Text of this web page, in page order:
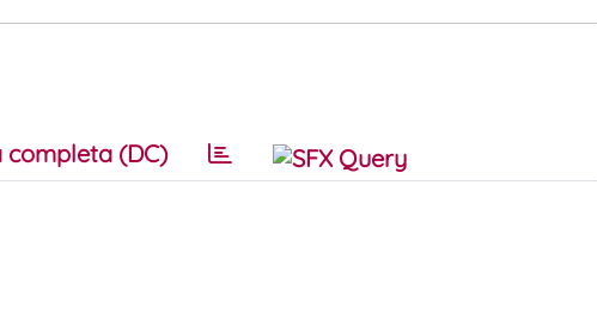
completa (DC)